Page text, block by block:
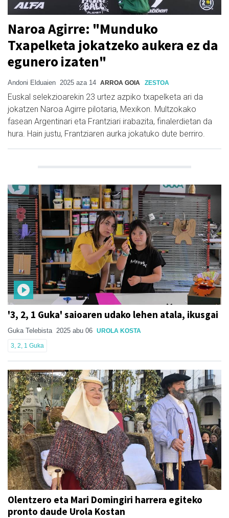
Naroa Agirre: "Munduko
Txapelketa jokatzeko aukera ez da
egunero izaten"
Andoni Elduaien 2025 aza 14 ARROA GOIA ZESTOA
Euskal selekzioarekin 23 urtez azpiko txapelketa ari da
jokatzen Naroa Agirre pilotaria, Mexikon. Multzokako
fasean Argentinari eta Frantziari irabazita, finalerdietan da
hura. Hain justu, Frantziaren aurka jokatuko dute berriro.
'3, 2, 1 Guka' saioaren udako lehen atala, ikusgai
Guka Telebista 2025 abu 06 UROLA KOSTA
3, 2, 1 Guka
Olentzero eta Mari Domingiri harrera egiteko
pronto daude Urola Kostan